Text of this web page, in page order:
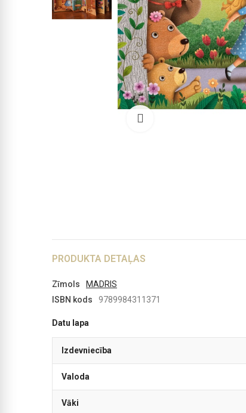
PRODUKTA DETAĻAS
Zīmols
MADRIS
ISBN kods
9789984311371
Datu lapa
Izdevniecība
Valoda
Vāki